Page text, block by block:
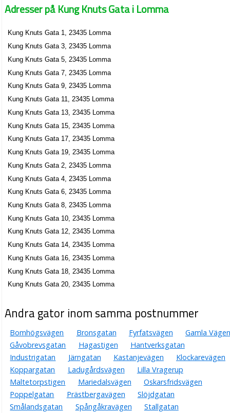
Adresser på Kung Knuts Gata i Lomma
Kung Knuts Gata 1, 23435 Lomma
Kung Knuts Gata 3, 23435 Lomma
Kung Knuts Gata 5, 23435 Lomma
Kung Knuts Gata 7, 23435 Lomma
Kung Knuts Gata 9, 23435 Lomma
Kung Knuts Gata 11, 23435 Lomma
Kung Knuts Gata 13, 23435 Lomma
Kung Knuts Gata 15, 23435 Lomma
Kung Knuts Gata 17, 23435 Lomma
Kung Knuts Gata 19, 23435 Lomma
Kung Knuts Gata 2, 23435 Lomma
Kung Knuts Gata 4, 23435 Lomma
Kung Knuts Gata 6, 23435 Lomma
Kung Knuts Gata 8, 23435 Lomma
Kung Knuts Gata 10, 23435 Lomma
Kung Knuts Gata 12, 23435 Lomma
Kung Knuts Gata 14, 23435 Lomma
Kung Knuts Gata 16, 23435 Lomma
Kung Knuts Gata 18, 23435 Lomma
Kung Knuts Gata 20, 23435 Lomma
Andra gator inom samma postnummer
Bomhögsvägen Bronsgatan Fyrfatsvägen
Gamla Vägen
Gåvobrevsgatan
Hagastigen
Hantverksgatan
Industrigatan
Järngatan Kastanjevägen
Klockarevägen
Koppargatan
Ladugårdsvägen
Lilla Vragerup
Maltetorpstigen
Mariedalsvägen
Oskarsfridsvägen
Poppelgatan
Prästbergavägen
Slöjdgatan
Smålandsgatan
Spångåkravägen
Stallgatan